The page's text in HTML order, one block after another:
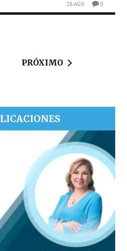
28 AGO 0
PRÓXIMO